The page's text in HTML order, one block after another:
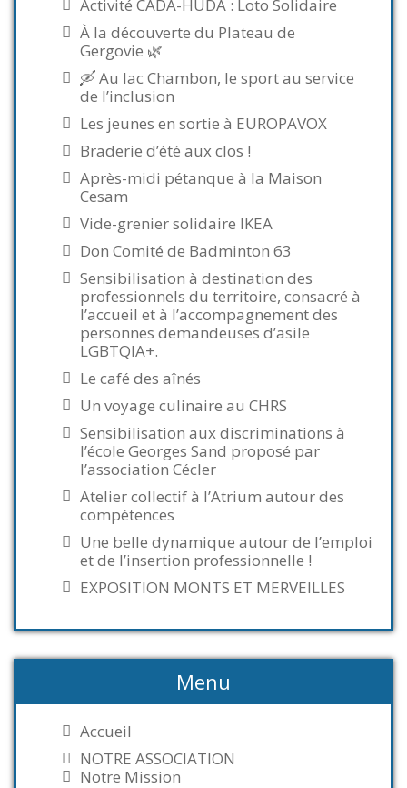
Activité CADA-HUDA : Loto Solidaire
À la découverte du Plateau de
Gergovie 🌿
🛶 Au lac Chambon, le sport au service
de l’inclusion
Les jeunes en sortie à EUROPAVOX
Braderie d’été aux clos !
Après-midi pétanque à la Maison
Cesam
Vide-grenier solidaire IKEA
Don Comité de Badminton 63
Sensibilisation à destination des
professionnels du territoire, consacré à
l’accueil et à l’accompagnement des
personnes demandeuses d’asile
LGBTQIA+.
Le café des aînés
Un voyage culinaire au CHRS
Sensibilisation aux discriminations à
l’école Georges Sand proposé par
l’association Cécler
Atelier collectif à l’Atrium autour des
compétences
Une belle dynamique autour de l’emploi
et de l’insertion professionnelle !
EXPOSITION MONTS ET MERVEILLES
Menu
Accueil
NOTRE ASSOCIATION
Notre Mission